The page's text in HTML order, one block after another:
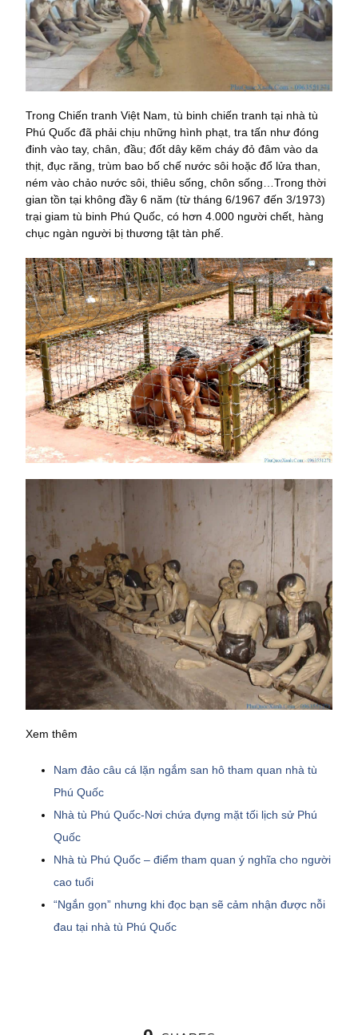
Trong Chiến tranh Việt Nam, tù binh chiến tranh tại nhà tù
Phú Quốc đã phải chịu những hình phạt, tra tấn như đóng
đinh vào tay, chân, đầu; đốt dây kẽm cháy đỏ đâm vào da
thịt, đục răng, trùm bao bố chế nước sôi hoặc đổ lửa than,
ném vào chảo nước sôi, thiêu sống, chôn sống…Trong thời
gian tồn tại không đầy 6 năm (từ tháng 6/1967 đến 3/1973)
trại giam tù binh Phú Quốc, có hơn 4.000 người chết, hàng
chục ngàn người bị thương tật tàn phế.
Xem thêm
Nam đảo câu cá lặn ngắm san hô tham quan nhà tù
Phú Quốc
Nhà tù Phú Quốc-Nơi chứa đựng mặt tối lịch sử Phú
Quốc
Nhà tù Phú Quốc – điểm tham quan ý nghĩa cho người
cao tuổi
“Ngắn gọn” nhưng khi đọc bạn sẽ cảm nhận được nỗi
đau tại nhà tù Phú Quốc